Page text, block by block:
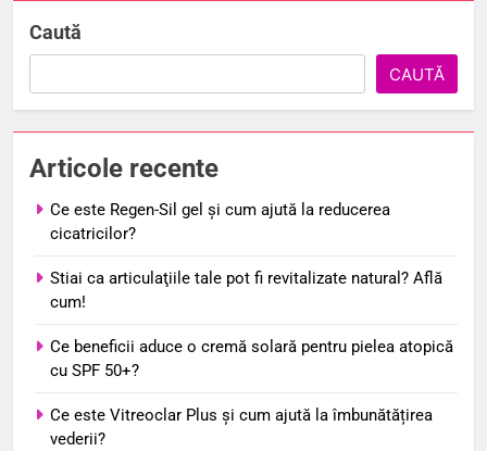
Caută
CAUTĂ
Articole recente
Ce este Regen-Sil gel și cum ajută la reducerea
cicatricilor?
Stiai ca articulaţiile tale pot fi revitalizate natural? Află
cum!
Ce beneficii aduce o cremă solară pentru pielea atopică
cu SPF 50+?
Ce este Vitreoclar Plus și cum ajută la îmbunătățirea
vederii?